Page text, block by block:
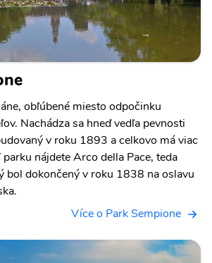
obľúbené miesto odpočinku
Nachádza sa hneď vedľa pevnosti
v roku 1893 a celkovo má viac
nájdete Arco della Pace, teda
bol dokončený v roku 1838 na oslavu
Více o Park Sempione